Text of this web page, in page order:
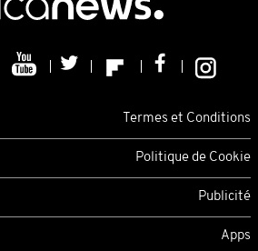
Termes et Conditions
Politique de Cookie
Publicité
Apps